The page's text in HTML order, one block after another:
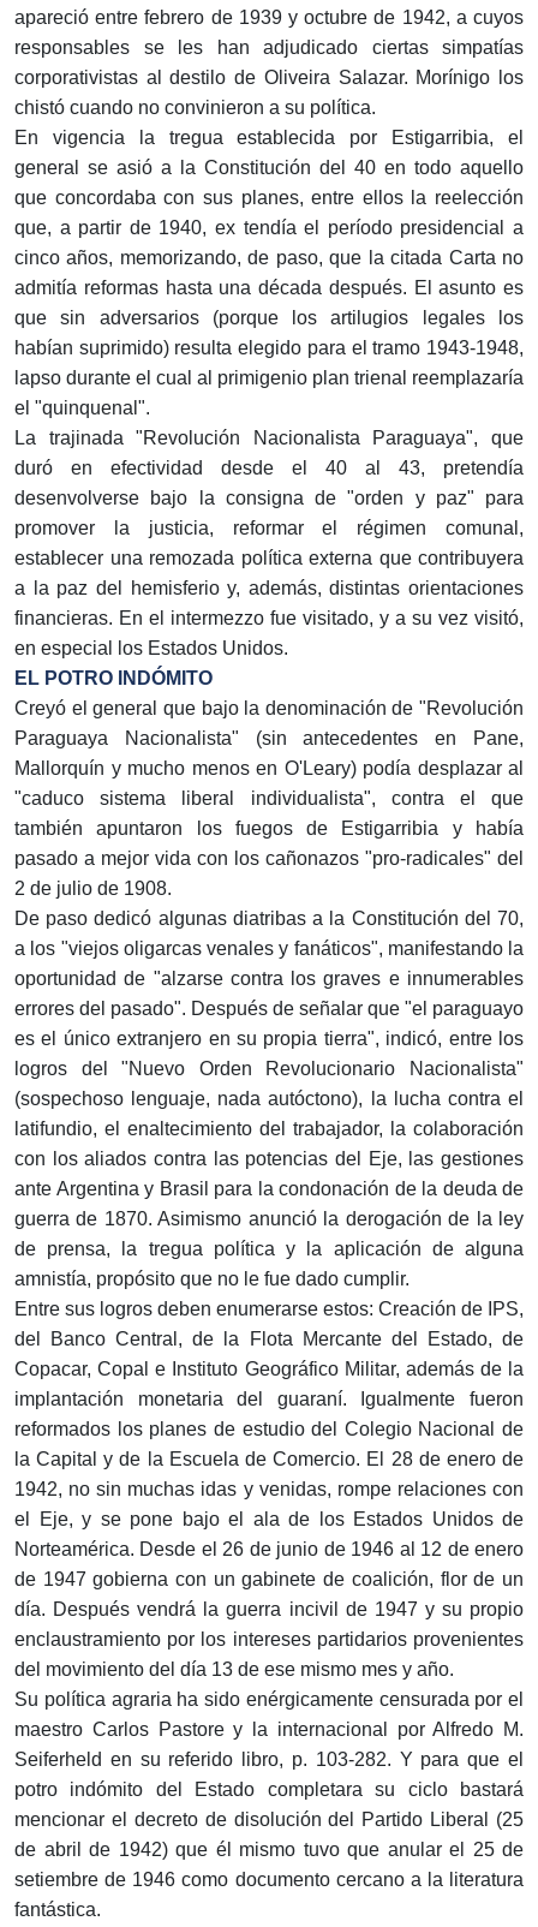
apareció entre febrero de 1939 y octubre de 1942, a cuyos
responsables se les han adjudicado ciertas simpatías
corporativistas al destilo de Oliveira Salazar. Morínigo los
chistó cuando no convinieron a su política.
En vigencia la tregua establecida por Estigarribia, el
general se asió a la Constitución del 40 en todo aquello
que concordaba con sus planes, entre ellos la reelección
que, a partir de 1940, ex tendía el período presidencial a
cinco años, memorizando, de paso, que la citada Carta no
admitía reformas hasta una década después. El asunto es
que sin adversarios (porque los artilugios legales los
habían suprimido) resulta elegido para el tramo 1943-1948,
lapso durante el cual al primigenio plan trienal reemplazaría
el "quinquenal".
La trajinada "Revolución Nacionalista Paraguaya", que
duró en efectividad desde el 40 al 43, pretendía
desenvolverse bajo la consigna de "orden y paz" para
promover la justicia, reformar el régimen comunal,
establecer una remozada política externa que contribuyera
a la paz del hemisferio y, además, distintas orientaciones
financieras. En el intermezzo fue visitado, y a su vez visitó,
en especial los Estados Unidos.
EL POTRO INDÓMITO
Creyó el general que bajo la denominación de "Revolución
Paraguaya Nacionalista" (sin antecedentes en Pane,
Mallorquín y mucho menos en O'Leary) podía desplazar al
"caduco sistema liberal individualista", contra el que
también apuntaron los fuegos de Estigarribia y había
pasado a mejor vida con los cañonazos "pro-radicales" del
2 de julio de 1908.
De paso dedicó algunas diatribas a la Constitución del 70,
a los "viejos oligarcas venales y fanáticos", manifestando la
oportunidad de "alzarse contra los graves e innumerables
errores del pasado". Después de señalar que "el paraguayo
es el único extranjero en su propia tierra", indicó, entre los
logros del "Nuevo Orden Revolucionario Nacionalista"
(sospechoso lenguaje, nada autóctono), la lucha contra el
latifundio, el enaltecimiento del trabajador, la colaboración
con los aliados contra las potencias del Eje, las gestiones
ante Argentina y Brasil para la condonación de la deuda de
guerra de 1870. Asimismo anunció la derogación de la ley
de prensa, la tregua política y la aplicación de alguna
amnistía, propósito que no le fue dado cumplir.
Entre sus logros deben enumerarse estos: Creación de IPS,
del Banco Central, de la Flota Mercante del Estado, de
Copacar, Copal e Instituto Geográfico Militar, además de la
implantación monetaria del guaraní. Igualmente fueron
reformados los planes de estudio del Colegio Nacional de
la Capital y de la Escuela de Comercio. El 28 de enero de
1942, no sin muchas idas y venidas, rompe relaciones con
el Eje, y se pone bajo el ala de los Estados Unidos de
Norteamérica. Desde el 26 de junio de 1946 al 12 de enero
de 1947 gobierna con un gabinete de coalición, flor de un
día. Después vendrá la guerra incivil de 1947 y su propio
enclaustramiento por los intereses partidarios provenientes
del movimiento del día 13 de ese mismo mes y año.
Su política agraria ha sido enérgicamente censurada por el
maestro Carlos Pastore y la internacional por Alfredo M.
Seiferheld en su referido libro, p. 103-282. Y para que el
potro indómito del Estado completara su ciclo bastará
mencionar el decreto de disolución del Partido Liberal (25
de abril de 1942) que él mismo tuvo que anular el 25 de
setiembre de 1946 como documento cercano a la literatura
fantástica.